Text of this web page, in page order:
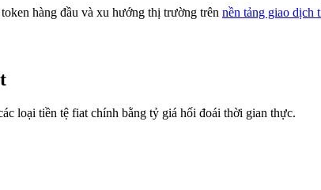
hàng đầu và xu hướng thị trường trên nền tảng giao dịch
loại tiền tệ fiat chính bằng tỷ giá hối đoái thời gian thực.